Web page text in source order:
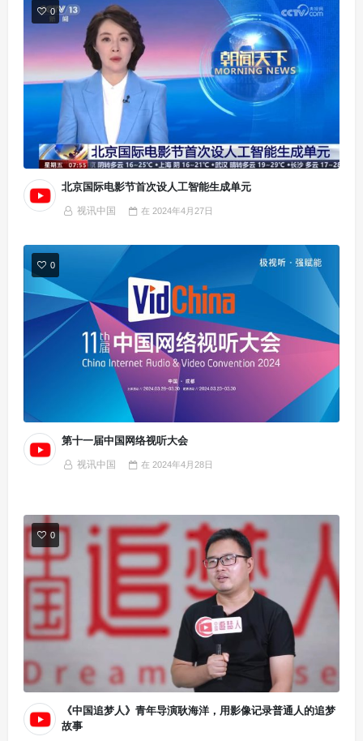
0
北京国际电影节首次设人工智能生成单元
视讯中国 在 2024年4月27日
0
第十一届中国网络视听大会
视讯中国 在 2024年4月28日
0
《中国追梦人》青年导演耿海洋，用影像记录普通人的追梦
故事